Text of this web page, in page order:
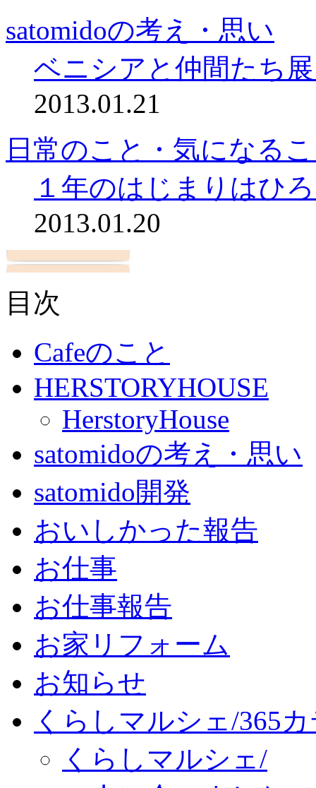
satomidoの考え・思い
ベニシアと仲間たち
2013.01.21
日常のこと・気になる
１年のはじまりはひ
2013.01.20
目次
Cafeのこと
HERSTORYHOUSE
HerstoryHouse
satomidoの考え・思い
satomido開発
おいしかった報告
お仕事
お仕事報告
お家リフォーム
お知らせ
くらしマルシェ/365
くらしマルシェ/